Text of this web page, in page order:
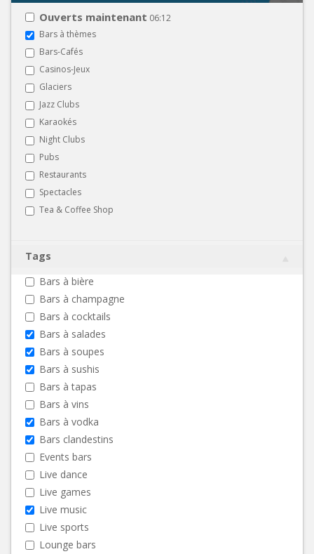
Ouverts maintenant 06:12
Bars à thèmes
Bars-Cafés
Casinos-Jeux
Glaciers
Jazz Clubs
Karaokés
Night Clubs
Pubs
Restaurants
Spectacles
Tea & Coffee Shop
Tags
Bars à bière
Bars à champagne
Bars à cocktails
Bars à salades
Bars à soupes
Bars à sushis
Bars à tapas
Bars à vins
Bars à vodka
Bars clandestins
Events bars
Live dance
Live games
Live music
Live sports
Lounge bars